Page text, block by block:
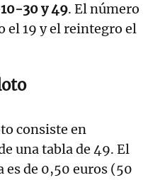
30 y 49. El número
el 19 y el reintegro el
consiste en
una tabla de 49. El
es de 0,50 euros (50